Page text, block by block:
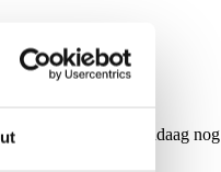
Geef je dossier vandaag